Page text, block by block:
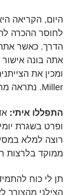
היום, הקריאה
לחוסר ההכרה
הדרך. כאשר אתה
אתה בונה
Miller. נתראה מחר, אם ה' ירצה.
התפללו איתי:
ופרט בשגרת
רוצה למלא
ממוקד בלרצות
תן לי כוח
הצילני מהצורך